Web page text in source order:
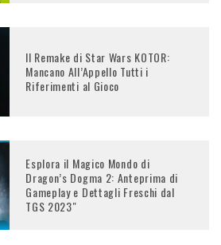
Il Remake di Star Wars KOTOR:
Mancano All’Appello Tutti i
Riferimenti al Gioco
Esplora il Magico Mondo di
Dragon’s Dogma 2: Anteprima di
Gameplay e Dettagli Freschi dal
TGS 2023″